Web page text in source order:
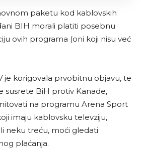
paketu kod kablovskih
BIH morali platiti posebnu
ovih programa (oni koji nisu već
je korigovala prvobitnu objavu, te
susrete BiH protiv Kanade,
na programu Arena Sport
imaju kablovsku televziju,
neku treću, moći gledati
plaćanja.